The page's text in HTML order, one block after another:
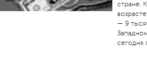
стране.
— 9
сегодня